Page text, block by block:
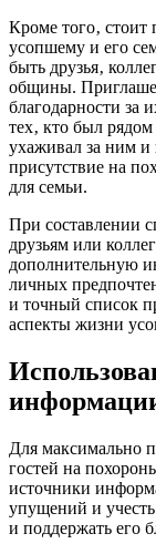
Кроме того‚ стоит
усопшему и его
быть друзья‚
общины.
благодарности за
тех‚ кто был
ухаживал за ним
присутствие на
для семьи.
При составлении
друзьям или
дополнительную
личных
и точный список
аспекты жизни
Для максимально
гостей на
источники
упущений и
и поддержать его